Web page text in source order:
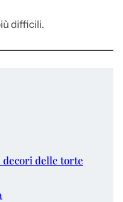
difficili.
decori delle torte